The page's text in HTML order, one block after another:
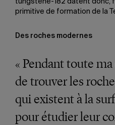
tungstène-182 datent donc,
primitive de formation de la
Des roches modernes
« Pendant toute ma
de trouver les
qui existent à la
pour étudier leur